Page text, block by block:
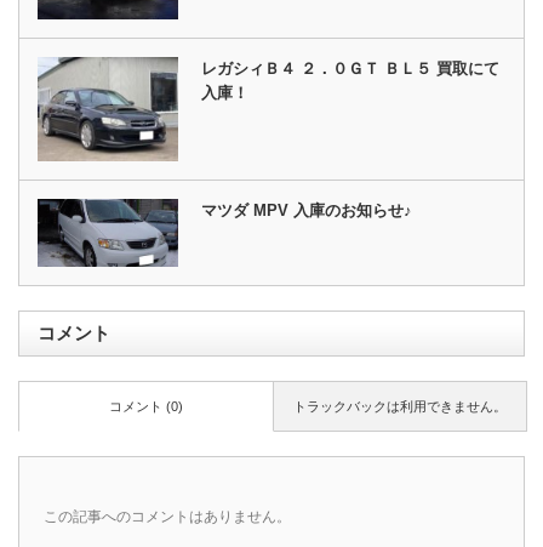
レガシィＢ４ ２．０ＧＴ ＢＬ５ 買取にて
入庫！
マツダ MPV 入庫のお知らせ♪
コメント
トラックバックは利用できません。
コメント (0)
この記事へのコメントはありません。